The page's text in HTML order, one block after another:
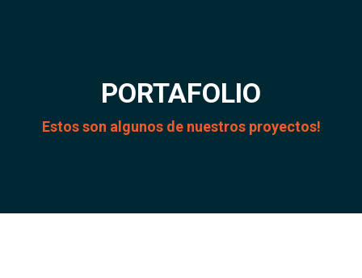
PORTAFOLIO
Estos son algunos de nuestros proyectos!